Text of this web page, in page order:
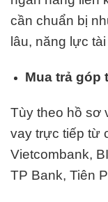
cần chuẩn bị
lâu, năng lực
Mua trả góp
Tùy theo hồ sơ
vay trực tiếp từ
Vietcombank,
TP Bank, Tiên